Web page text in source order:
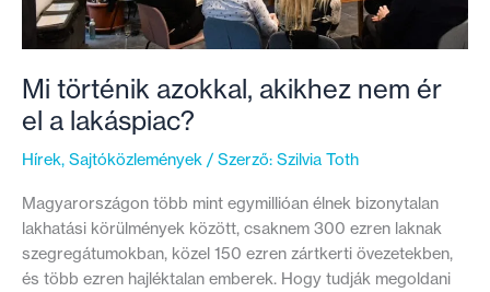
Mi történik azokkal, akikhez nem ér
el a lakáspiac?
Hírek, Sajtóközlemények / Szerző: Szilvia Toth
Magyarországon több mint egymillióan élnek bizonytalan
lakhatási körülmények között, csaknem 300 ezren laknak
szegregátumokban, közel 150 ezren zártkerti övezetekben,
és több ezren hajléktalan emberek. Hogy tudják megoldani